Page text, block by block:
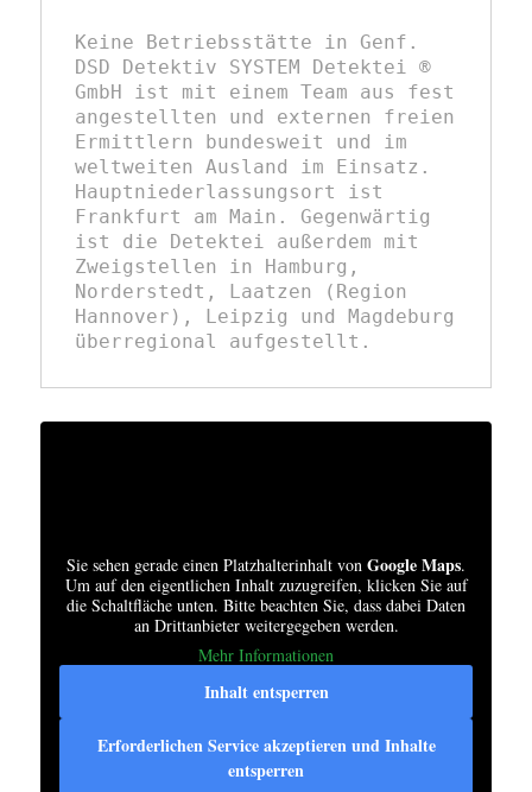
Keine Betriebsstätte in Genf.
DSD Detektiv SYSTEM Detektei ®
GmbH ist mit einem Team aus fest
angestellten und externen freien
Ermittlern bundesweit und im
weltweiten Ausland im Einsatz.
Hauptniederlassungsort ist
Frankfurt am Main. Gegenwärtig
ist die Detektei außerdem mit
Zweigstellen in Hamburg,
Norderstedt, Laatzen (Region
Hannover), Leipzig und Magdeburg
überregional aufgestellt.
Sie sehen gerade einen Platzhalterinhalt von Google Maps.
Um auf den eigentlichen Inhalt zuzugreifen, klicken Sie auf
die Schaltfläche unten. Bitte beachten Sie, dass dabei Daten
an Drittanbieter weitergegeben werden.
Mehr Informationen
Inhalt entsperren
Erforderlichen Service akzeptieren und Inhalte
entsperren